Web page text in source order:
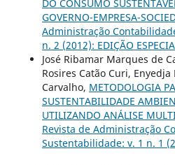
DO CONSUMO
GOVERNO-EMPRESA-
Administração
n. 2 (2012): EDIÇÃO
José Ribamar Marques de
Rosires Catão Curi,
Carvalho, METODOLOGIA
SUSTENTABILIDADE
UTILIZANDO ANÁLISE
Revista de Administração
Sustentabilidade: v. 1 n. 1